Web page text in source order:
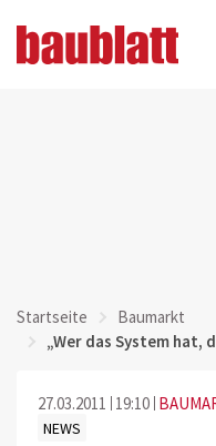
Startseite
Baumarkt
„Wer das System hat,
27.03.2011 19:10
NEWS